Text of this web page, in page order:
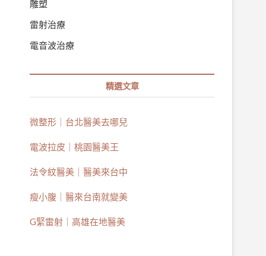
雕塑
雷射治療
電音波治療
精選文章
微整形｜台北醫美去哪兒
電波拉皮｜桃園醫美王
法令紋醫美｜醫美來台中
瘦小腹｜醫來台南就變美
G緊雷射｜高雄在地醫美